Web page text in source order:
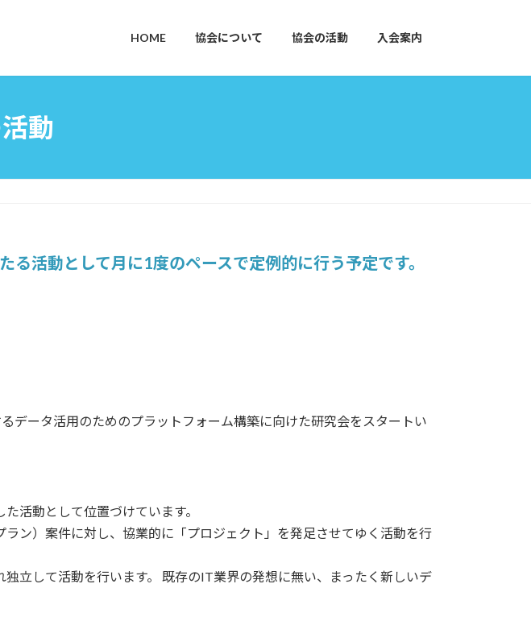
HOME 協会について 協会の活動 入会案内
動
活動として月に1度のペースで定例的に行う予定です。
ータ活用のためのプラットフォーム構築に向けた研究会をスタートい
活動として位置づけています。
ン）案件に対し、協業的に「プロジェクト」を発足させてゆく活動を行
立して活動を行います。 既存のIT業界の発想に無い、まったく新しいデ